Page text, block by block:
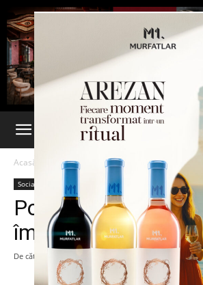
Acasă Social
Social
Polițist din
împușcat în cap pe
De către admin 9 septembrie 2016